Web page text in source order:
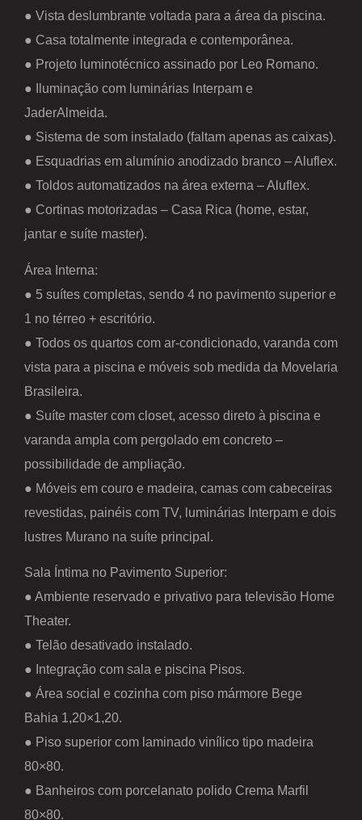
● Vista deslumbrante voltada para a área da piscina.
● Casa totalmente integrada e contemporânea.
● Projeto luminotécnico assinado por Leo Romano.
● Iluminação com luminárias Interpam e
JaderAlmeida.
● Sistema de som instalado (faltam apenas as caixas).
● Esquadrias em alumínio anodizado branco – Aluflex.
● Toldos automatizados na área externa – Aluflex.
● Cortinas motorizadas – Casa Rica (home, estar,
jantar e suíte master).
Área Interna:
● 5 suítes completas, sendo 4 no pavimento superior e
1 no térreo + escritório.
● Todos os quartos com ar-condicionado, varanda com
vista para a piscina e móveis sob medida da Movelaria
Brasileira.
● Suíte master com closet, acesso direto à piscina e
varanda ampla com pergolado em concreto –
possibilidade de ampliação.
● Móveis em couro e madeira, camas com cabeceiras
revestidas, painéis com TV, luminárias Interpam e dois
lustres Murano na suíte principal.
Sala Íntima no Pavimento Superior:
● Ambiente reservado e privativo para televisão Home
Theater.
● Telão desativado instalado.
● Integração com sala e piscina Pisos.
● Área social e cozinha com piso mármore Bege
Bahia 1,20×1,20.
● Piso superior com laminado vinílico tipo madeira
80×80.
● Banheiros com porcelanato polido Crema Marfil
80×80.